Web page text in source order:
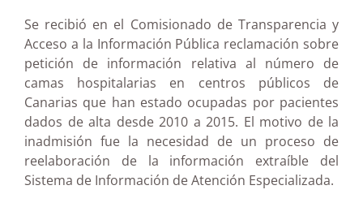
Se recibió en el Comisionado de Transparencia y
Acceso a la Información Pública reclamación sobre
petición de información relativa al número de
camas hospitalarias en centros públicos de
Canarias que han estado ocupadas por pacientes
dados de alta desde 2010 a 2015. El motivo de la
inadmisión fue la necesidad de un proceso de
reelaboración de la información extraíble del
Sistema de Información de Atención Especializada.